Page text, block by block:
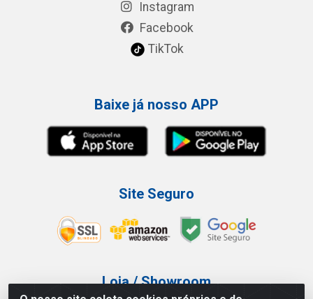
Instagram
Facebook
TikTok
Baixe já nosso APP
Site Seguro
Loja / Showroom